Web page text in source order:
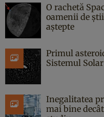
O rachetă
oamenii de
aștepte
Primul
Sistemul
Inegalitatea
mai bine